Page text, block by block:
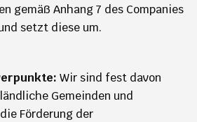
gemäß Anhang 7 des Companies
setzt diese um.
Wir sind fest davon
Gemeinden und
Förderung der